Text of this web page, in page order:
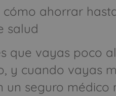
cómo ahorrar
salud
que vayas poco
y cuando vayas
un seguro médico